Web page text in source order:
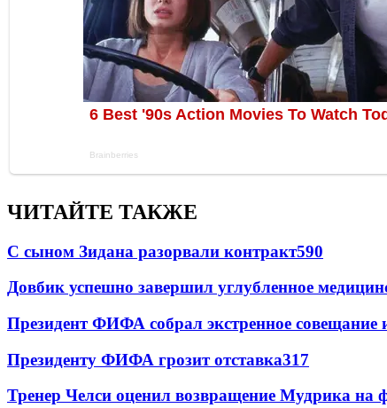
ЧИТАЙТЕ ТАКЖЕ
С сыном Зидана разорвали контракт590
Довбик успешно завершил углубленное
Президент ФИФА собрал экстренное совещание
Президенту ФИФА грозит отставка317
Тренер Челси оценил возвращение Мудрика на